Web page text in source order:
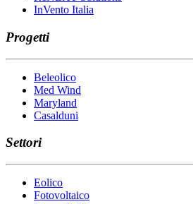
InVento Italia
Progetti
Beleolico
Med Wind
Maryland
Casalduni
Settori
Eolico
Fotovoltaico